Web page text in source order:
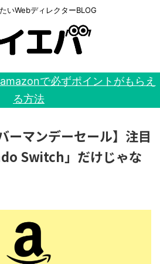
いWebディレクターBLOG
で必ずポイントがもらえ
る方法
ーマンデーセール】注目
Switch」だけじゃな